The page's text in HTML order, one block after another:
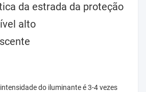
da estrada da proteção
alto
do iluminante é 3-4 vezes